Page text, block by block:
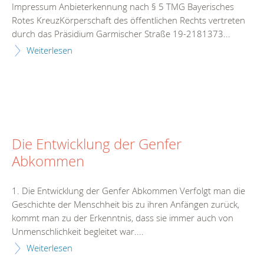
Impressum Anbieterkennung nach § 5 TMG Bayerisches
Rotes KreuzKörperschaft des öffentlichen Rechts vertreten
durch das Präsidium Garmischer Straße 19-2181373...
Weiterlesen
Die Entwicklung der Genfer
Abkommen
1. Die Entwicklung der Genfer Abkommen Verfolgt man die
Geschichte der Menschheit bis zu ihren Anfängen zurück,
kommt man zu der Erkenntnis, dass sie immer auch von
Unmenschlichkeit begleitet war....
Weiterlesen